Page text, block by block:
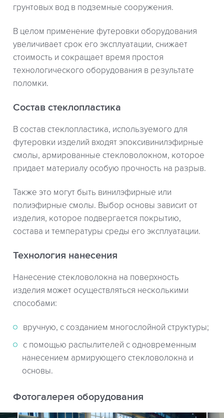
грунтовых вод в подземные сооружения.
В целом применение футеровки оборудования
увеличивает срок его эксплуатации, снижает
стоимость и сокращает время простоя
технологического оборудования в результате
поломки.
Состав стеклопластика
В состав стеклопластика, используемого для
футеровки изделий входят эпоксивинилэфирные
смолы, армированные стекловолокном, которое
придает материалу особую прочность на разрыв.
Также это могут быть винилэфирные или
полиэфирные смолы. Выбор основы зависит от
изделия, которое подвергается покрытию,
состава и температуры среды его эксплуатации.
Технология нанесения
Нанесение стекловолокна на поверхность
изделия может осуществляться несколькими
способами:
вручную, с созданием многослойной структуры;
с помощью распылителей с одновременным
нанесением армирующего стекловолокна и
основы.
Фотогалерея оборудования